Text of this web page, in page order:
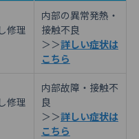
修理
内部の異常発熱・
接触不良
＞＞詳しい症状は
こちら
修理
内部故障・接触不
良
＞＞詳しい症状は
こちら